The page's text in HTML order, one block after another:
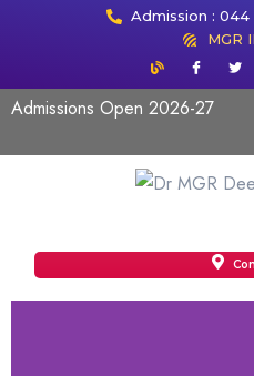
Admission : 044
MGR
Admissions Open 2026-27